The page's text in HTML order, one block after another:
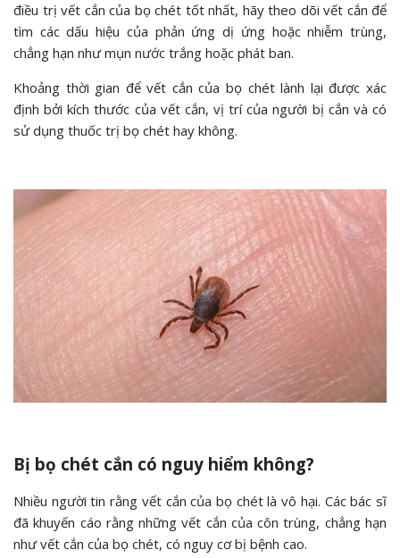
điều trị vết cắn của bọ chét tốt nhất, hãy theo dõi vết cắn để
tìm các dấu hiệu của phản ứng dị ứng hoặc nhiễm trùng,
chẳng hạn như mụn nước trắng hoặc phát ban.
Khoảng thời gian để vết cắn của bọ chét lành lại được xác
định bởi kích thước của vết cắn, vị trí của người bị cắn và có
sử dụng thuốc trị bọ chét hay không.
Bị bọ chét cắn có nguy hiểm không?
Nhiều người tin rằng vết cắn của bọ chét là vô hại. Các bác sĩ
đã khuyến cáo rằng những vết cắn của côn trùng, chẳng hạn
như vết cắn của bọ chét, có nguy cơ bị bệnh cao.